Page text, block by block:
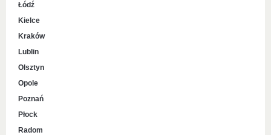
Łódź
Kielce
Kraków
Lublin
Olsztyn
Opole
Poznań
Płock
Radom